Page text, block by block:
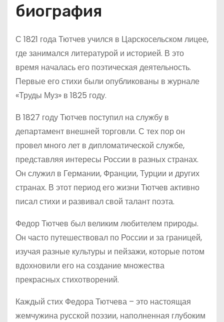
биография
С 1821 года Тютчев учился в Царскосельском лицее,
где занимался литературой и историей. В это
время началась его поэтическая деятельность.
Первые его стихи были опубликованы в журнале
«Труды Муз» в 1825 году.
В 1827 году Тютчев поступил на службу в
департамент внешней торговли. С тех пор он
провел много лет в дипломатической службе,
представляя интересы России в разных странах.
Он служил в Германии, Франции, Турции и других
странах. В этот период его жизни Тютчев активно
писал стихи и развивал свой талант поэта.
Федор Тютчев был великим любителем природы.
Он часто путешествовал по России и за границей,
изучая разные культуры и пейзажи, которые потом
вдохновили его на создание множества
прекрасных стихотворений.
Каждый стих Федора Тютчева – это настоящая
жемчужина русской поэзии, наполненная глубоким